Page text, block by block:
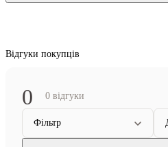
Відгуки покупців
0 0 відгуки
Фільтр